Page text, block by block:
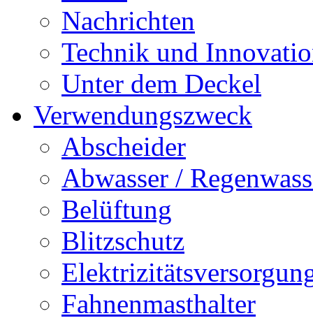
Nachrichten
Technik und
Unter dem Deckel
Verwendungszweck
Abscheider
Abwasser /
Belüftung
Blitzschutz
Fahnenmasthalter